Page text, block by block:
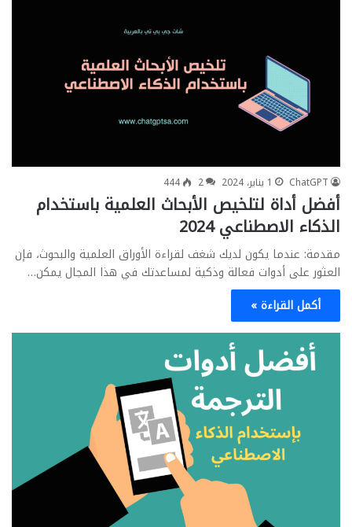
ChatGPT 1 يناير، 2024 2
444
أفضل أداة لتلخيص الأبحاث العلمية باستخدام
الذكاء الاصطناعي 2024
مقدمة: عندما يكون لديك شغف لقراءة الأوراق العلمية والبحوث، فإن
العثور على أدوات فعالة وذكية لمساعدتك في هذا المجال يمكن…
أكمل القراءة »